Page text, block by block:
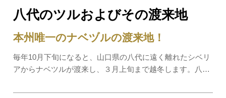
八代のツルおよびその渡来地
本州唯一のナベヅルの渡来地！
毎年10月下旬になると、山口県の八代に遠く離れたシベリ
アからナベツルが渡来し、３月上旬まで越冬します。八代
盆地で、本州で唯一のツル渡来地です。また近代日本で他